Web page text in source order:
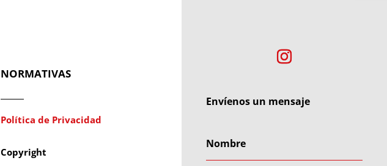
NORMATIVAS
Política de Privacidad
Copyright
Envíenos un mensaje